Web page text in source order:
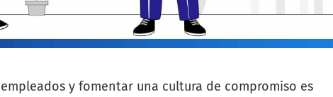
y fomentar una cultura de compromiso es